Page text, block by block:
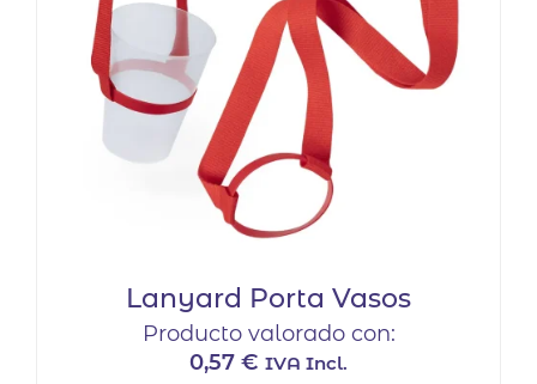
Lanyard Porta Vasos
Producto valorado con:
0,57 € IVA Incl.